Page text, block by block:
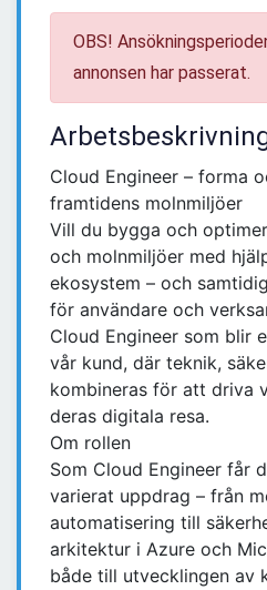
OBS!
annonsen har passerat.
Cloud Engineer – forma
framtidens molnmiljöer
Vill du bygga och
och molnmiljöer med
ekosystem – och
för användare och
Cloud Engineer som blir
vår kund, där teknik,
kombineras för att driva
deras digitala resa.
Om rollen
Som Cloud Engineer får
varierat uppdrag – från
automatisering till
arkitektur i Azure och
både till utvecklingen av